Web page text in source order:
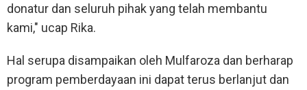
donatur dan seluruh pihak yang telah membantu
kami," ucap Rika.
Hal serupa disampaikan oleh Mulfaroza dan berharap
program pemberdayaan ini dapat terus berlanjut dan